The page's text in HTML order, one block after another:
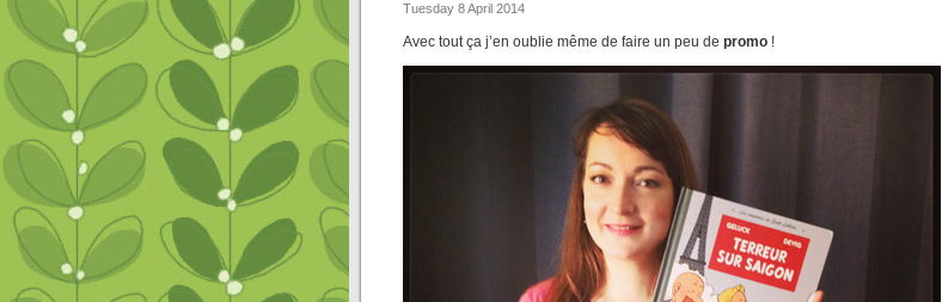
Tuesday 8 April 2014
Avec tout ça j’en oublie même de faire un peu de promo !